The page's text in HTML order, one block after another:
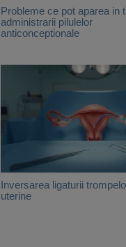
Probleme ce pot aparea in
administrarii pilulelor
anticonceptionale
Inversarea ligaturii
uterine